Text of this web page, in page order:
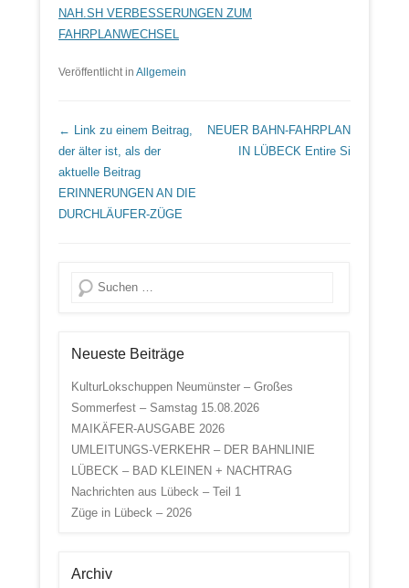
NAH.SH VERBESSERUNGEN ZUM
FAHRPLANWECHSEL
Veröffentlicht in Allgemein
Beitrags Übersicht
← Link zu einem Beitrag,
der älter ist, als der
aktuelle Beitrag
ERINNERUNGEN AN DIE
DURCHLÄUFER-ZÜGE
NEUER BAHN-FAHRPLAN
IN LÜBECK Entire Si
Suche
Neueste Beiträge
KulturLokschuppen Neumünster – Großes
Sommerfest – Samstag 15.08.2026
MAIKÄFER-AUSGABE 2026
UMLEITUNGS-VERKEHR – DER BAHNLINIE
LÜBECK – BAD KLEINEN + NACHTRAG
Nachrichten aus Lübeck – Teil 1
Züge in Lübeck – 2026
Archiv